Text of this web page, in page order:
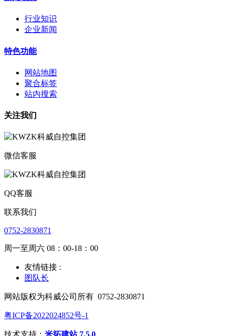
行业知识
企业新闻
特色功能
网站地图
聚合标签
站内搜索
关注我们
微信客服
QQ客服
联系我们
0752-2830871
周一至周六 08：00-18：00
友情链接 :
图队长
网站版权为科威公司所有 0752-2830871
粤ICP备2022024852号-1